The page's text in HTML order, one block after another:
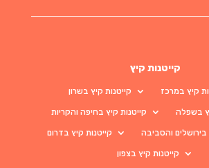
קייטנות קיץ
קיץ במרכז קייטנות קיץ בשרון
בשפלה קייטנות קיץ בחיפה והקריות
בירושלים והסביבה קייטנות קיץ בדרום
קייטנות קיץ בצפון